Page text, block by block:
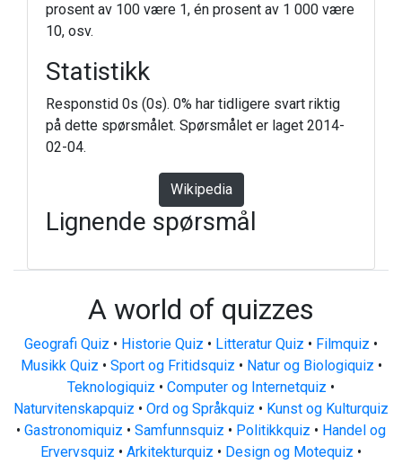
prosent av 100 være 1, én prosent av 1 000 være
10, osv.
Statistikk
Responstid 0s (0s). 0% har tidligere svart riktig
på dette spørsmålet. Spørsmålet er laget 2014-
02-04.
Wikipedia
Lignende spørsmål
A world of quizzes
Geografi Quiz • Historie Quiz • Litteratur Quiz • Filmquiz •
Musikk Quiz • Sport og Fritidsquiz • Natur og Biologiquiz •
Teknologiquiz • Computer og Internetquiz •
Naturvitenskapquiz • Ord og Språkquiz • Kunst og Kulturquiz
• Gastronomiquiz • Samfunnsquiz • Politikkquiz • Handel og
Ervervsquiz • Arkitekturquiz • Design og Motequiz •